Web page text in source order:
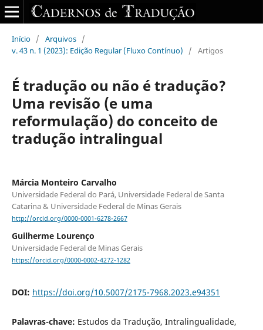
Início / Arquivos /
v. 43 n. 1 (2023): Edição Regular (Fluxo Contínuo)
/ Artigos
É tradução ou não é tradução?
Uma revisão (e uma
reformulação) do conceito de
tradução intralingual
Márcia Monteiro Carvalho
Universidade Federal do Pará, Universidade Federal de Santa
Catarina & Universidade Federal de Minas Gerais
http://orcid.org/0000-0001-6278-2667
Guilherme Lourenço
Universidade Federal de Minas Gerais
https://orcid.org/0000-0002-4272-1282
DOI: https://doi.org/10.5007/2175-7968.2023.e94351
Palavras-chave: Estudos da Tradução, Intralingualidade,